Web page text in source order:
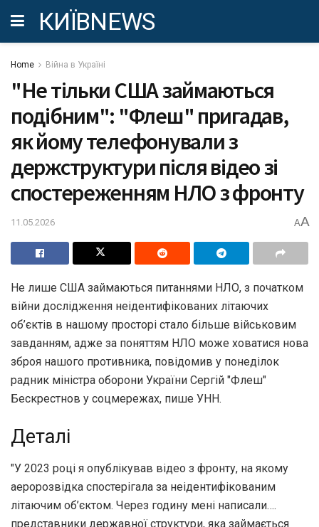
КИЇВNEWS
Home Війна в Україні
"Не тільки США займаються
подібним": "Флеш" пригадав,
як йому телефонували з
держструктури після відео зі
спостереженням НЛО з фронту
11.05.2026 AA
Не лише США займаються питаннями НЛО, з початком
війни дослідження неідентифікованих літаючих
об’єктів в нашому просторі стало більше військовим
завданням, адже за поняттям НЛО може ховатися нова
зброя нашого противника, повідомив у понеділок
радник міністра оборони України Сергій "Флеш"
Бескрестнов у соцмережах, пише УНН.
Деталі
"У 2023 році я опублікував відео з фронту, на якому
аеророзвідка спостерігала за неідентифікованим
літаючим об’єктом. Через годину мені написали….
представники державної структури, яка займається